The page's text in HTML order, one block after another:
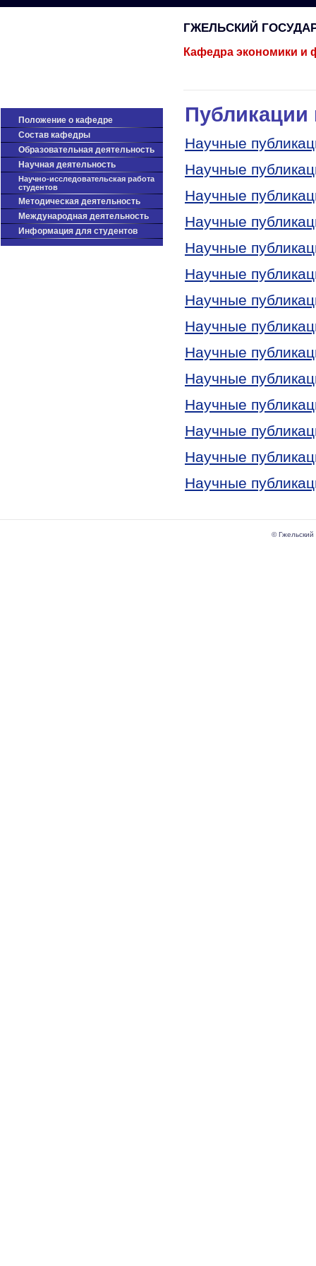
ГЖЕЛЬСКИЙ
Кафедра экономики и
Положение о кафедре
Состав кафедры
Образовательная деятельность
Научная деятельность
Научно-исследовательская работа
студентов
Методическая деятельность
Международная деятельность
Информация для студентов
Научные
Научные
Научные
Научные
Научные
Научные
Научные
Научные
Научные
Научные
Научные
Научные
Научные
Научные
© Гжельский